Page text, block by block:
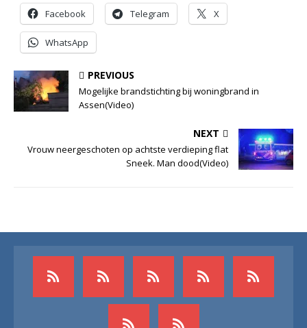
Facebook Telegram X
WhatsApp
PREVIOUS
Mogelijke brandstichting bij woningbrand in
Assen(Video)
NEXT
Vrouw neergeschoten op achtste verdieping flat
Sneek. Man dood(Video)